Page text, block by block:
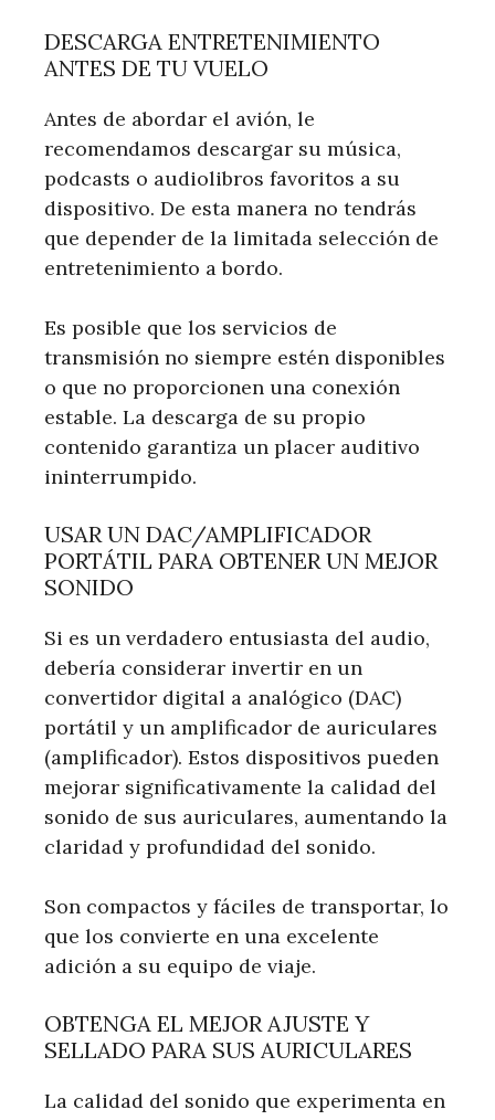
DESCARGA ENTRETENIMIENTO
ANTES DE TU VUELO
Antes de abordar el avión, le
recomendamos descargar su música,
podcasts o audiolibros favoritos a su
dispositivo. De esta manera no tendrás
que depender de la limitada selección de
entretenimiento a bordo.
Es posible que los servicios de
transmisión no siempre estén disponibles
o que no proporcionen una conexión
estable. La descarga de su propio
contenido garantiza un placer auditivo
ininterrumpido.
USAR UN DAC/AMPLIFICADOR
PORTÁTIL PARA OBTENER UN MEJOR
SONIDO
Si es un verdadero entusiasta del audio,
debería considerar invertir en un
convertidor digital a analógico (DAC)
portátil y un amplificador de auriculares
(amplificador). Estos dispositivos pueden
mejorar significativamente la calidad del
sonido de sus auriculares, aumentando la
claridad y profundidad del sonido.
Son compactos y fáciles de transportar, lo
que los convierte en una excelente
adición a su equipo de viaje.
OBTENGA EL MEJOR AJUSTE Y
SELLADO PARA SUS AURICULARES
La calidad del sonido que experimenta en